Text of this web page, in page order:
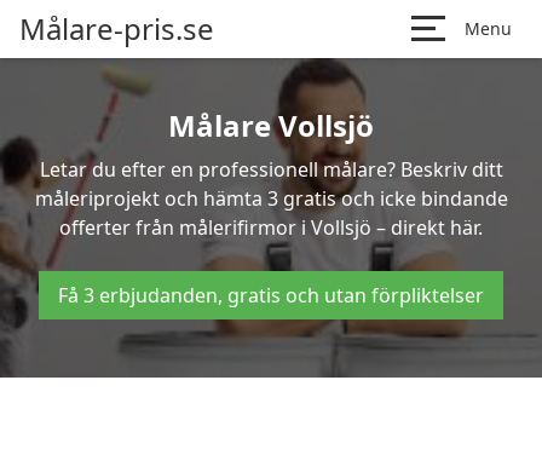
Målare-pris.se Menu
Målare Vollsjö
Letar du efter en professionell målare? Beskriv ditt
måleriprojekt och hämta 3 gratis och icke bindande
offerter från målerifirmor i Vollsjö – direkt här.
Få 3 erbjudanden, gratis och utan förpliktelser